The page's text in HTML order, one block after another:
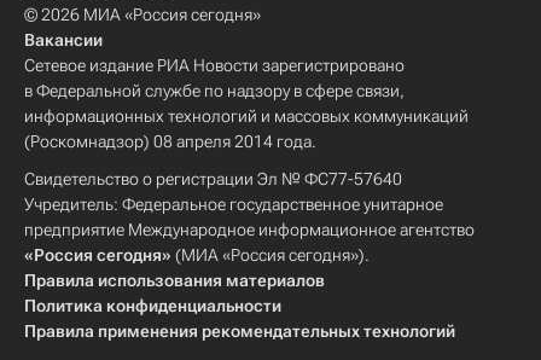
© 2026 МИА «Россия сегодня»
Вакансии
Сетевое издание РИА Новости зарегистрировано
в Федеральной службе по надзору в сфере связи,
информационных технологий и массовых коммуникаций
(Роскомнадзор) 08 апреля 2014 года.
Свидетельство о регистрации Эл № ФС77-57640
Учредитель: Федеральное государственное унитарное
предприятие Международное информационное агентство
«Россия сегодня» (МИА «Россия сегодня»).
Правила использования материалов
Политика конфиденциальности
Правила применения рекомендательных технологий